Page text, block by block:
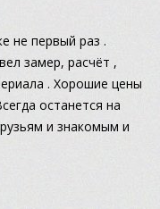
не первый раз .
замер, расчёт ,
. Хорошие цены
останется на
и знакомым и